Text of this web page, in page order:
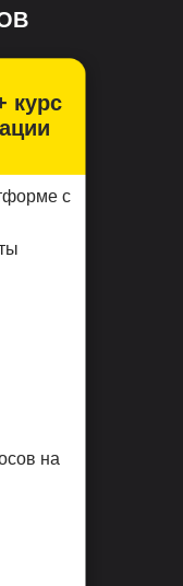
курс
с
на